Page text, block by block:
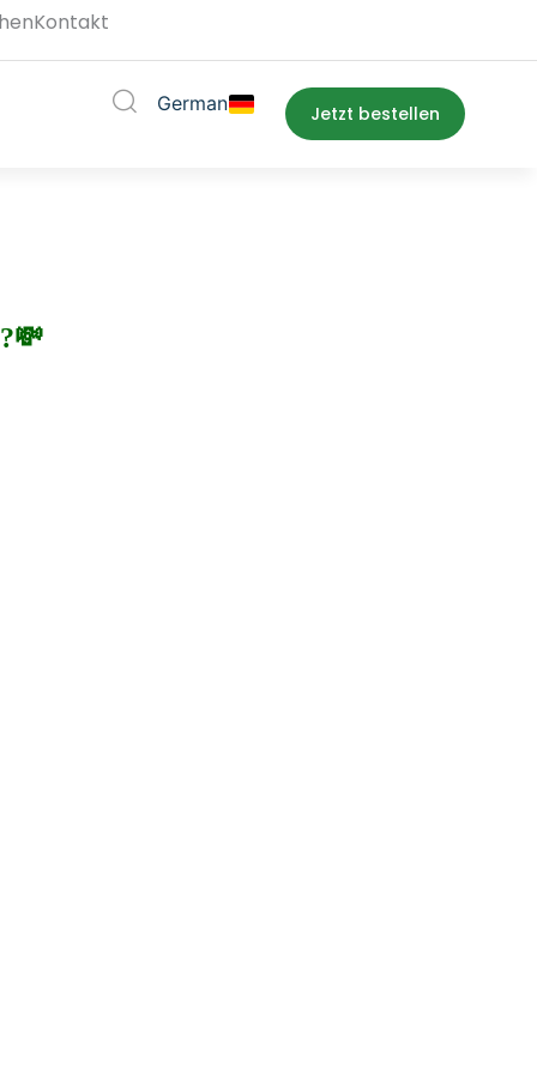
Kontakt
German Jetzt bestellen
💸